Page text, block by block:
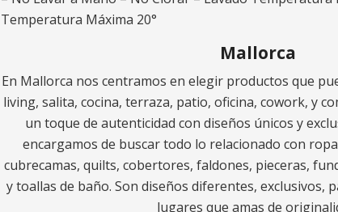
Temperatura Máxima 20°
Mallorca
En Mallorca nos centramos en elegir productos que
living, salita, cocina, terraza, patio, oficina, cowork, y
un toque de autenticidad con diseños únicos y
encargamos de buscar todo lo relacionado con
cubrecamas, quilts, cobertores, faldones, pieceras,
y toallas de baño. Son diseños diferentes, exclusivos,
lugares que amas de